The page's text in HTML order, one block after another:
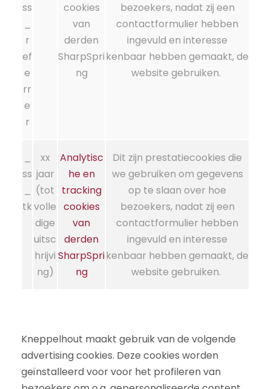
ss
r
ef
e
rr
e
r
cookies
van
derden
SharpSpri
ng
bezoekers, nadat zij een
contactformulier hebben
ingevuld en interesse
kenbaar hebben gemaakt, de
website gebruiken.
ss
tk
xx
jaar
(tot
volle
dige
uitsc
hrijvi
ng)
Analytisc
he en
tracking
cookies
van
derden
SharpSpri
ng
Dit zijn prestatiecookies die
we gebruiken om gegevens
op te slaan over hoe
bezoekers, nadat zij een
contactformulier hebben
ingevuld en interesse
kenbaar hebben gemaakt, de
website gebruiken.
Kneppelhout maakt gebruik van de volgende
advertising cookies. Deze cookies worden
geïnstalleerd voor voor het profileren van